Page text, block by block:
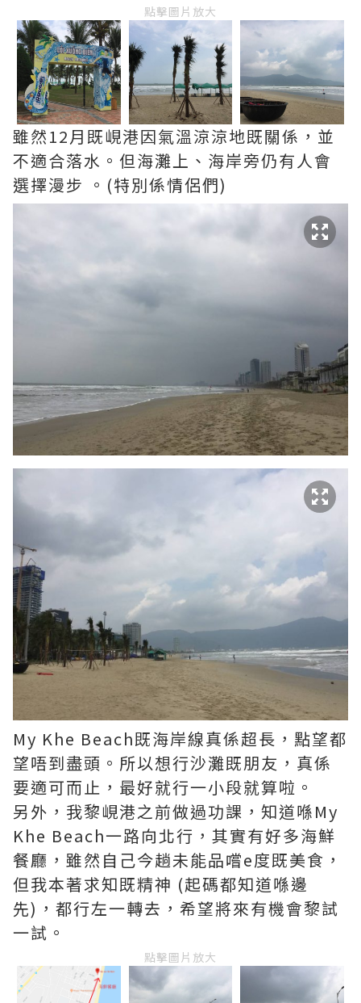
點擊圖片放大
雖然12月既峴港因氣溫涼涼地既關係，並
不適合落水。但海灘上、海岸旁仍有人會
選擇漫步 。(特別係情侶們)
My Khe Beach既海岸線真係超長，點望都
望唔到盡頭。所以想行沙灘既朋友，真係
要適可而止，最好就行一小段就算啦。
另外，我黎峴港之前做過功課，知道喺My
Khe Beach一路向北行，其實有好多海鮮
餐廳，雖然自己今趟未能品嚐e度既美食，
但我本著求知既精神 (起碼都知道喺邊
先)，都行左一轉去，希望將來有機會黎試
一試。
點擊圖片放大